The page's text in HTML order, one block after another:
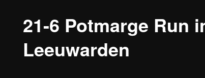
21-6 Potmarge Run
Leeuwarden